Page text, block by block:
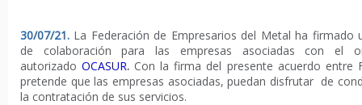
30/07/21. La Federación de Empresarios del Metal ha firmado
de colaboración para las empresas asociadas con el
autorizado OCASUR. Con la firma del presente acuerdo entre
pretende que las empresas asociadas, puedan disfrutar de
la contratación de sus servicios.